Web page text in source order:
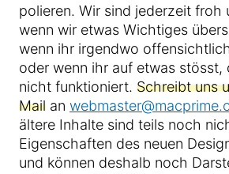
polieren. Wir sind jederzeit froh
wenn wir etwas Wichtiges
wenn ihr irgendwo
oder wenn ihr auf etwas stösst,
nicht funktioniert. Schreibt uns
Mail an
ältere Inhalte sind teils noch
Eigenschaften des neuen
und können deshalb noch